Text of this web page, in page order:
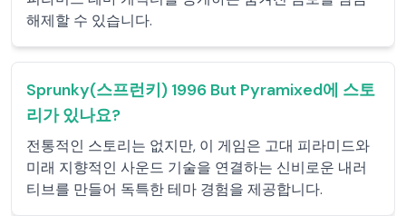
해제할 수 있습니다.
Sprunky(스프런키) 1996 But Pyramixed에 스토
리가 있나요?
전통적인 스토리는 없지만, 이 게임은 고대 피라미드와
미래 지향적인 사운드 기술을 연결하는 신비로운 내러
티브를 만들어 독특한 테마 경험을 제공합니다.